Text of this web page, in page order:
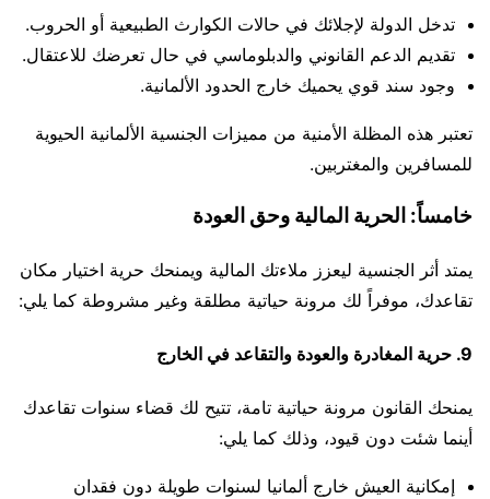
تدخل الدولة لإجلائك في حالات الكوارث الطبيعية أو الحروب.
تقديم الدعم القانوني والدبلوماسي في حال تعرضك للاعتقال.
وجود سند قوي يحميك خارج الحدود الألمانية.
تعتبر هذه المظلة الأمنية من مميزات الجنسية الألمانية الحيوية
للمسافرين والمغتربين.
خامساً: الحرية المالية وحق العودة
يمتد أثر الجنسية ليعزز ملاءتك المالية ويمنحك حرية اختيار مكان
تقاعدك، موفراً لك مرونة حياتية مطلقة وغير مشروطة كما يلي:
9. حرية المغادرة والعودة والتقاعد في الخارج
يمنحك القانون مرونة حياتية تامة، تتيح لك قضاء سنوات تقاعدك
أينما شئت دون قيود، وذلك كما يلي:
إمكانية العيش خارج ألمانيا لسنوات طويلة دون فقدان